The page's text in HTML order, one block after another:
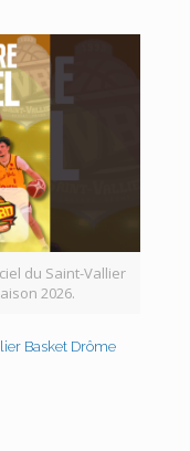
du Saint-Vallier
2026.
Basket Drôme